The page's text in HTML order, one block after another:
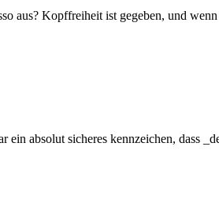
aus? Kopffreiheit ist gegeben, und
absolut sicheres kennzeichen, dass